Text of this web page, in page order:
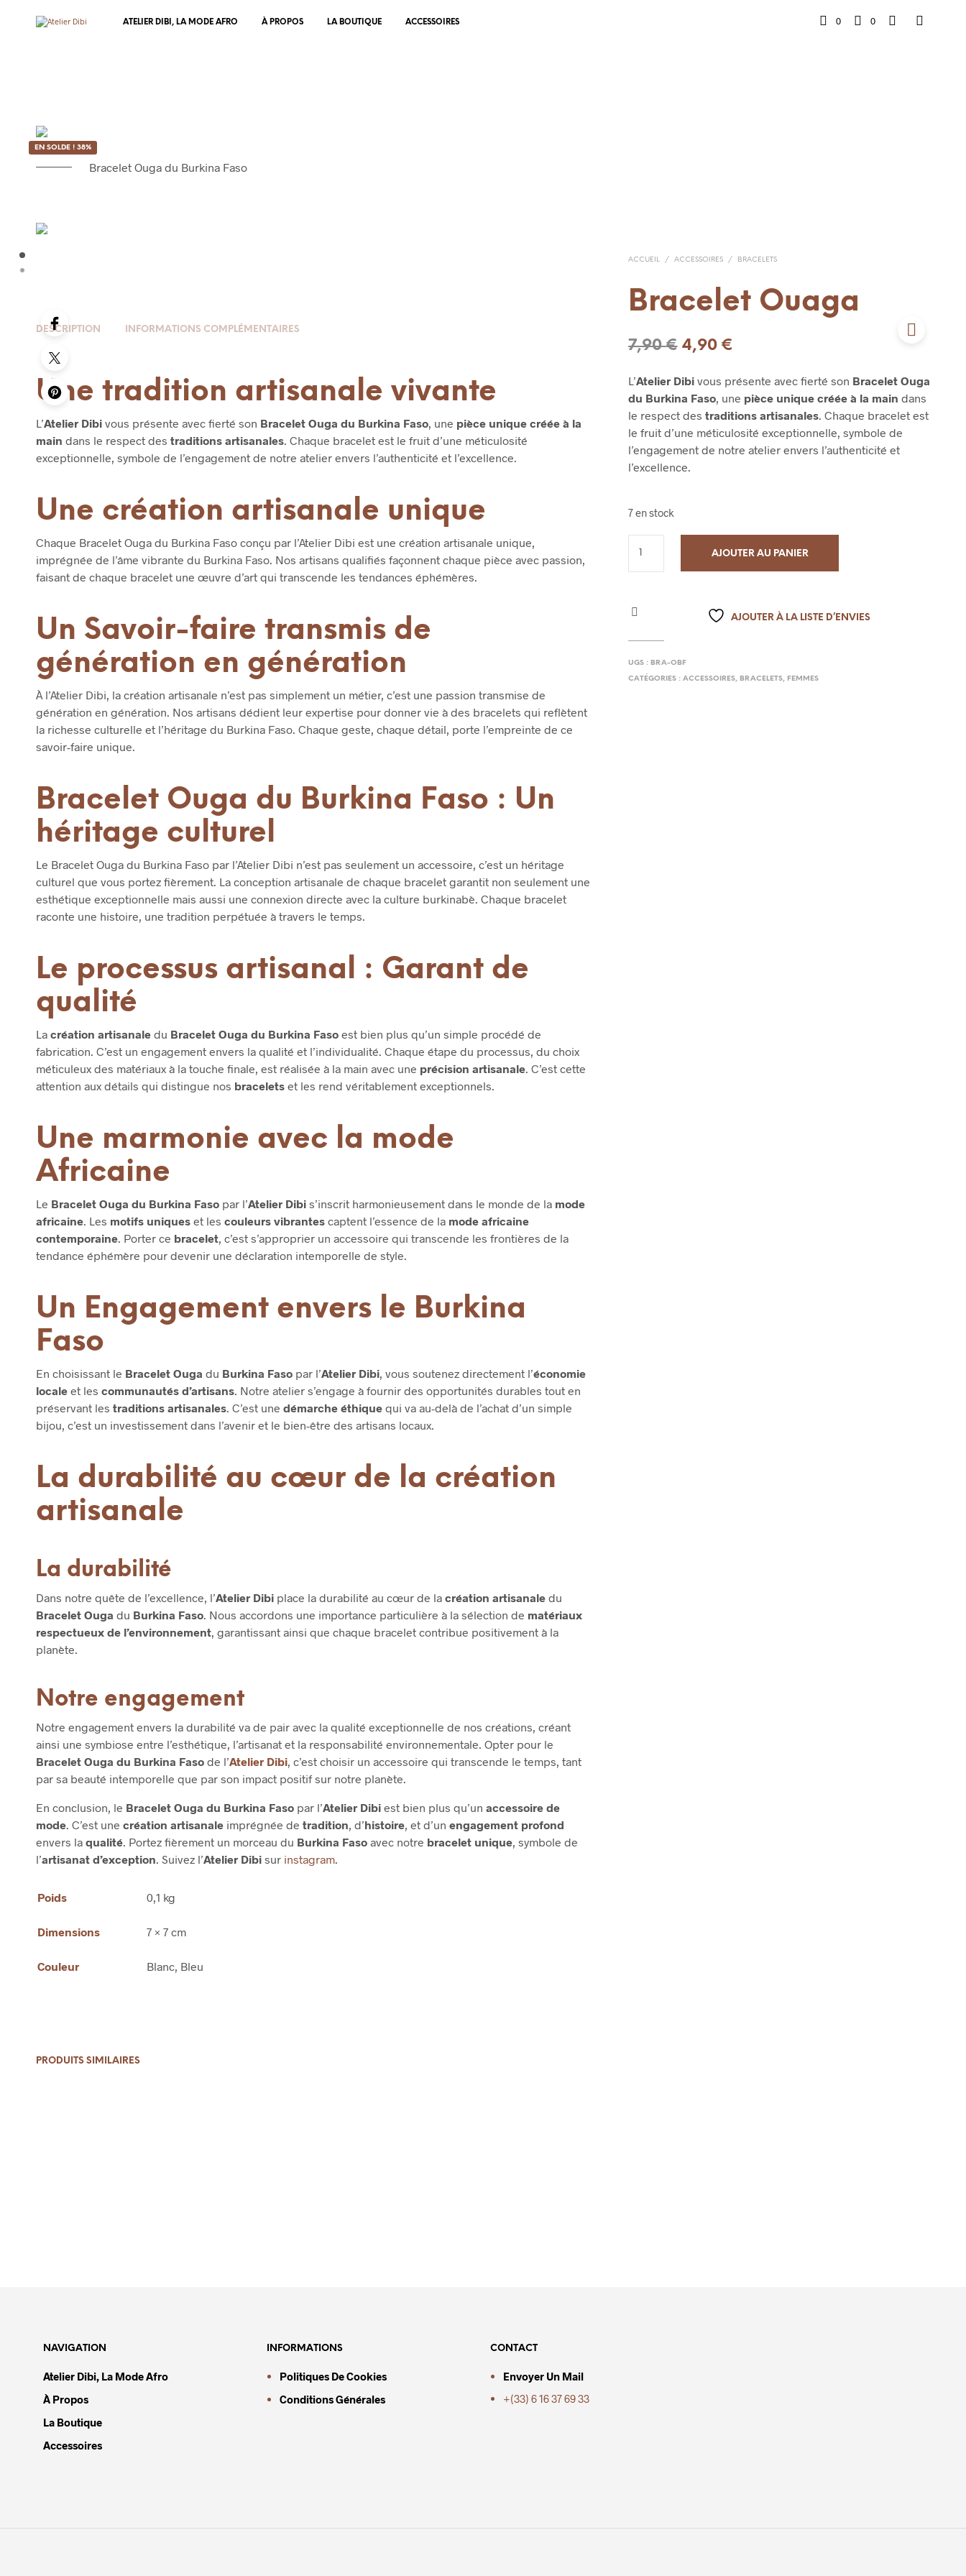
ATELIER DIBI, LA MODE AFRO À PROPOS LA BOUTIQUE ACCESSOIRES 0 0
EN SOLDE ! 38%
Bracelet Ouga du Burkina Faso
ACCUEIL / ACCESSOIRES / BRACELETS
Bracelet Ouaga
7,90€ Le
initial
était :
7,90 €.
4,90 €
actuel
est :
4,90 €.
L’Atelier Dibivous présente avec fierté son Bracelet Ouga
du Burkina Faso, une pièce unique créée à la main dans
le respect des traditions artisanales. Chaque bracelet est
le fruit d’une méticulosité exceptionnelle, symbole de
l’engagement de notre atelier envers l’authenticité et
l’excellence.
7 en stock
AJOUTER AU PANIER
AJOUTER À LA LISTE D’ENVIES
UGS : BRA-OBF
CATÉGORIES : ACCESSOIRES, BRACELETS, FEMMES
DESCRIPTION INFORMATIONS COMPLÉMENTAIRES
Une tradition artisanale vivante
L’Atelier Dibi vous présente avec fierté son Bracelet Ouga du Burkina Faso, une pièce unique créée à la
main dans le respect des traditions artisanales. Chaque bracelet est le fruit d’une méticulosité
exceptionnelle, symbole de l’engagement de notre atelier envers l’authenticité et l’excellence.
Une création artisanale unique
Chaque Bracelet Ouga du Burkina Faso conçu par l’Atelier Dibi est une création artisanale unique,
imprégnée de l’âme vibrante du Burkina Faso. Nos artisans qualifiés façonnent chaque pièce avec passion,
faisant de chaque bracelet une œuvre d’art qui transcende les tendances éphémères.
Un Savoir-faire transmis de
génération en génération
À l’Atelier Dibi, la création artisanale n’est pas simplement un métier, c’est une passion transmise de
génération en génération. Nos artisans dédient leur expertise pour donner vie à des bracelets qui reflètent
la richesse culturelle et l’héritage du Burkina Faso. Chaque geste, chaque détail, porte l’empreinte de ce
savoir-faire unique.
Bracelet Ouga du Burkina Faso : Un
héritage culturel
Le Bracelet Ouga du Burkina Faso par l’Atelier Dibi n’est pas seulement un accessoire, c’est un héritage
culturel que vous portez fièrement. La conception artisanale de chaque bracelet garantit non seulement une
esthétique exceptionnelle mais aussi une connexion directe avec la culture burkinabè. Chaque bracelet
raconte une histoire, une tradition perpétuée à travers le temps.
Le processus artisanal : Garant de
qualité
La création artisanale du Bracelet Ouga du Burkina Faso est bien plus qu’un simple procédé de
fabrication. C’est un engagement envers la qualité et l’individualité. Chaque étape du processus, du choix
méticuleux des matériaux à la touche finale, est réalisée à la main avec une précision artisanale. C’est cette
attention aux détails qui distingue nos bracelets et les rend véritablement exceptionnels.
Une marmonie avec la mode
Africaine
Le Bracelet Ouga du Burkina Faso par l’Atelier Dibi s’inscrit harmonieusement dans le monde de la mode
africaine. Les motifs uniques et les couleurs vibrantes captent l’essence de la mode africaine
contemporaine. Porter ce bracelet, c’est s’approprier un accessoire qui transcende les frontières de la
tendance éphémère pour devenir une déclaration intemporelle de style.
Un Engagement envers le Burkina
Faso
En choisissant le Bracelet Ouga du Burkina Faso par l’Atelier Dibi, vous soutenez directement l’économie
locale et les communautés d’artisans. Notre atelier s’engage à fournir des opportunités durables tout en
préservant les traditions artisanales. C’est une démarche éthique qui va au-delà de l’achat d’un simple
bijou, c’est un investissement dans l’avenir et le bien-être des artisans locaux.
La durabilité au cœur de la création
artisanale
La durabilité
Dans notre quête de l’excellence, l’Atelier Dibi place la durabilité au cœur de la création artisanale du
Bracelet Ouga du Burkina Faso. Nous accordons une importance particulière à la sélection de matériaux
respectueux de l’environnement, garantissant ainsi que chaque bracelet contribue positivement à la
planète.
Notre engagement
Notre engagement envers la durabilité va de pair avec la qualité exceptionnelle de nos créations, créant
ainsi une symbiose entre l’esthétique, l’artisanat et la responsabilité environnementale. Opter pour le
Bracelet Ouga du Burkina Faso de l’Atelier Dibi, c’est choisir un accessoire qui transcende le temps, tant
par sa beauté intemporelle que par son impact positif sur notre planète.
En conclusion, le Bracelet Ouga du Burkina Faso par l’Atelier Dibi est bien plus qu’un accessoire de
mode. C’est une création artisanale imprégnée de tradition, d’histoire, et d’un engagement profond
envers la qualité. Portez fièrement un morceau du Burkina Faso avec notre bracelet unique, symbole de
l’artisanat d’exception. Suivez l’Atelier Dibi sur instagram.
Poids 0,1 kg
Dimensions 7 × 7 cm
Couleur Blanc, Bleu
PRODUITS SIMILAIRES
NAVIGATION
Atelier Dibi, La Mode Afro
À Propos
La Boutique
Accessoires
INFORMATIONS
Politiques De Cookies
Conditions Générales
CONTACT
Envoyer Un Mail
+(33) 6 16 37 69 33